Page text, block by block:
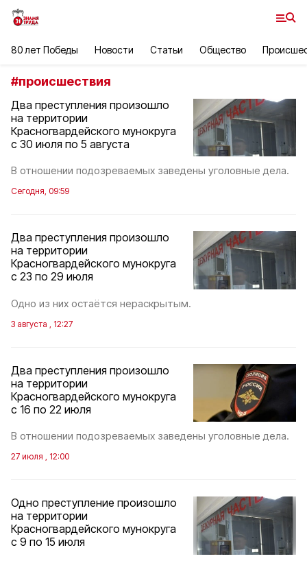
80 лет Победы Новости Статьи Общество
#происшествия
Два преступления произошло
на территории
Красногвардейского мунокруга
с 30 июля по 5 августа
В отношении подозреваемых заведены уголовные дела.
Сегодня, 09:59
Два преступления произошло
на территории
Красногвардейского мунокруга
с 23 по 29 июля
Одно из них остаётся нераскрытым.
3 августа , 12:27
Два преступления произошло
на территории
Красногвардейского мунокруга
с 16 по 22 июля
В отношении подозреваемых заведены уголовные дела.
27 июля , 12:00
Одно преступление произошло
на территории
Красногвардейского мунокруга
с 9 по 15 июля